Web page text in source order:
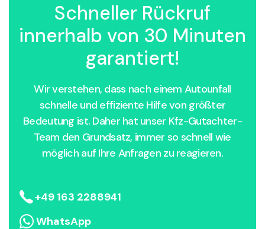
Schneller Rückruf
innerhalb von 30 Minuten
garantiert!
Wir verstehen, dass nach einem Autounfall
schnelle und effiziente Hilfe von größter
Bedeutung ist. Daher hat unser Kfz-Gutachter-
Team den Grundsatz, immer so schnell wie
möglich auf Ihre Anfragen zu reagieren.
+49 163 2288941
WhatsApp